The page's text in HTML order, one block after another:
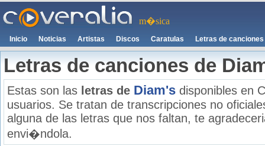
m�sica
Inicio Noticias Artistas Discos Caratulas Letras de canciones
Letras de canciones de
Estas son las letras de Diam's disponibles en
usuarios. Se tratan de transcripciones no
alguna de las letras que nos faltan, te
envi�ndola.